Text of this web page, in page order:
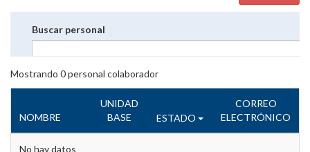
Buscar personal
Mostrando 0personal colaborador
NOMBRE
UNIDAD
BASE
ESTADO
CORREO
ELECTRÓNICO
No hay datos